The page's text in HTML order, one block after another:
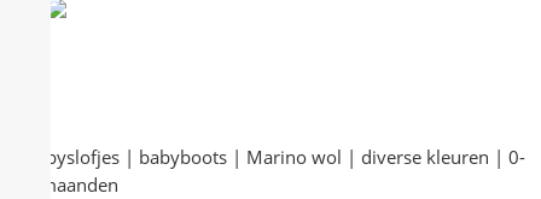
Babyslofjes | babyboots | Marino wol | diverse kleuren | 0-
9 maanden